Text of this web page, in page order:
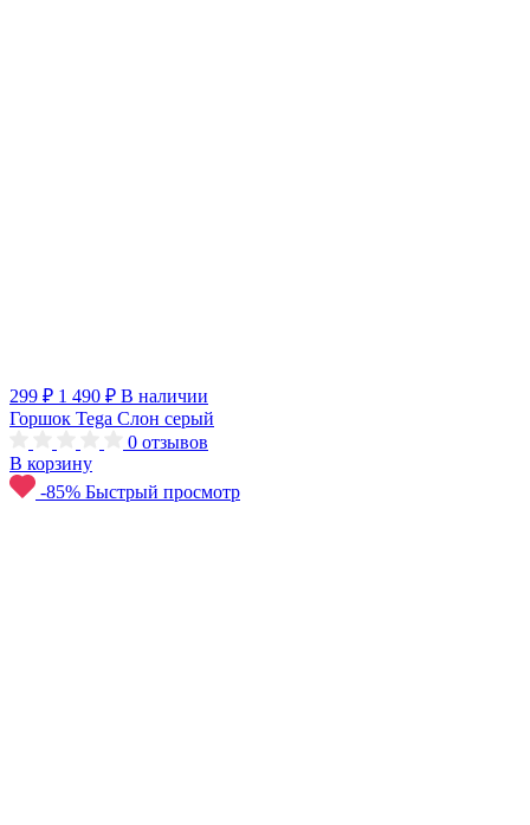
299 ₽ 1 490 ₽ В наличии
Горшок Tega Слон серый
0 отзывов
В корзину
-85% Быстрый просмотр